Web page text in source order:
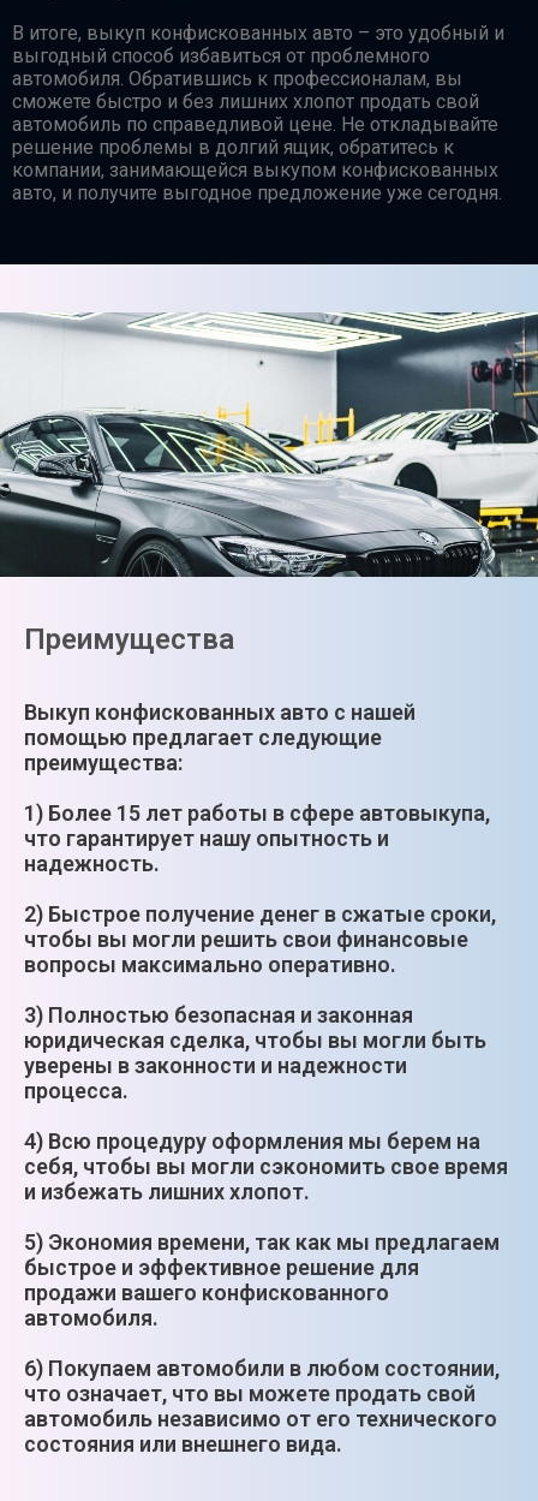
В итоге, выкуп конфискованных авто – это удобный и
выгодный способ избавиться от проблемного
автомобиля. Обратившись к профессионалам, вы
сможете быстро и без лишних хлопот продать свой
автомобиль по справедливой цене. Не откладывайте
решение проблемы в долгий ящик, обратитесь к
компании, занимающейся выкупом конфискованных
авто, и получите выгодное предложение уже сегодня.
Преимущества
Выкуп конфискованных авто с нашей
помощью предлагает следующие
преимущества:
1) Более 15 лет работы в сфере автовыкупа,
что гарантирует нашу опытность и
надежность.
2) Быстрое получение денег в сжатые сроки,
чтобы вы могли решить свои финансовые
вопросы максимально оперативно.
3) Полностью безопасная и законная
юридическая сделка, чтобы вы могли быть
уверены в законности и надежности
процесса.
4) Всю процедуру оформления мы берем на
себя, чтобы вы могли сэкономить свое время
и избежать лишних хлопот.
5) Экономия времени, так как мы предлагаем
быстрое и эффективное решение для
продажи вашего конфискованного
автомобиля.
6) Покупаем автомобили в любом состоянии,
что означает, что вы можете продать свой
автомобиль независимо от его технического
состояния или внешнего вида.